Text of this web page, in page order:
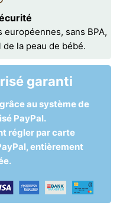
sans BPA,
la peau de bébé.
garanti
au système de
PayPal.
régler par carte
entièrement